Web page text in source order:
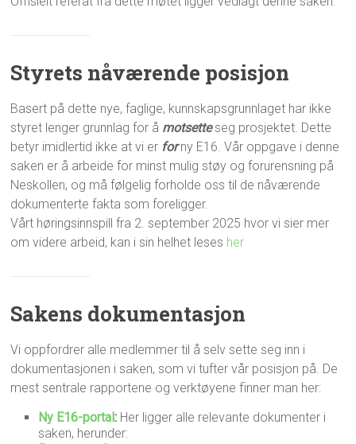
Styrets nåværende posisjon
Basert på dette nye, faglige, kunnskapsgrunnlaget har ikke
styret lenger grunnlag for å motsetteseg prosjektet. Dette
betyr imidlertid ikke at vi er forny E16. Vår oppgave i denne
saken er å arbeide for minst mulig støy og forurensning på
Neskollen, og må følgelig forholde oss til de nåværende
dokumenterte fakta som foreligger.
Vårt høringsinnspill fra 2. september 2025 hvor vi sier mer
om videre arbeid, kan i sin helhet leses her
Sakens dokumentasjon
Vi oppfordrer alle medlemmer til å selv sette seg inn i
dokumentasjonen i saken, som vi tufter vår posisjon på. De
mest sentrale rapportene og verktøyene finner man her:
Ny E16-portal: Her ligger alle relevante dokumenter i
saken, herunder: